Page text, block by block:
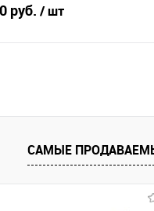
руб. / шт
в 1 клик
избранноеСАМЫЕ